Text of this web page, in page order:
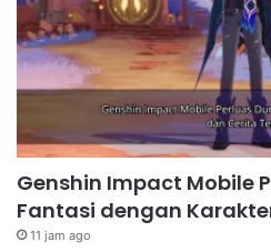
Genshin Impact Mobile
Fantasi dengan
11 jam ago